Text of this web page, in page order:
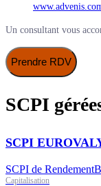
Un consultant vous
Prendre RDV
SCPI
SCPI
SCPI de Rendement
Capitalisation